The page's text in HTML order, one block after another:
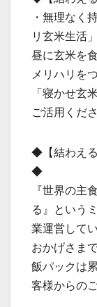
・無理なく
リ玄米生活
昼に玄米を
メリハリを
「寝かせ玄
ご活用くださ
◆【結わえ
◆
『世界の主
る』という
業運営してい
おかげさま
飯パックは
客様からの